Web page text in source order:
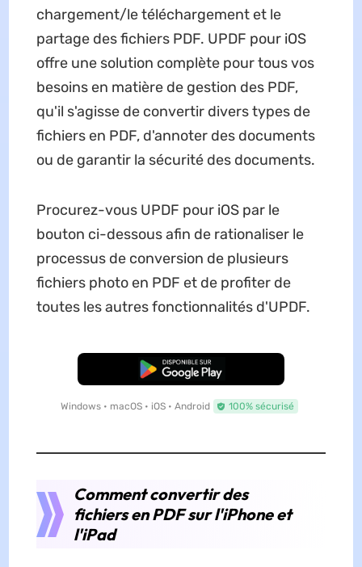
chargement/le téléchargement et le
partage des fichiers PDF. UPDF pour iOS
offre une solution complète pour tous vos
besoins en matière de gestion des PDF,
qu'il s'agisse de convertir divers types de
fichiers en PDF, d'annoter des documents
ou de garantir la sécurité des documents.
Procurez-vous UPDF pour iOS par le
bouton ci-dessous afin de rationaliser le
processus de conversion de plusieurs
fichiers photo en PDF et de profiter de
toutes les autres fonctionnalités d'UPDF.
TÉLÉCHARGER
Windows • macOS • iOS • Android 100% sécurisé
Comment convertir des
fichiers en PDF sur l'iPhone et
l'iPad